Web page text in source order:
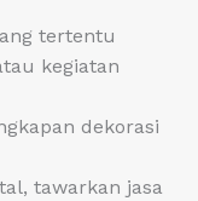
tertentu
kegiatan
dekorasi
tawarkan jasa